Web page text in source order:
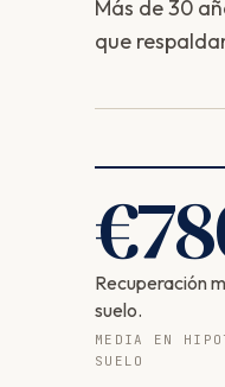
Más de 30
que
€
Recuperación
suelo.
MEDIA EN
SUELO